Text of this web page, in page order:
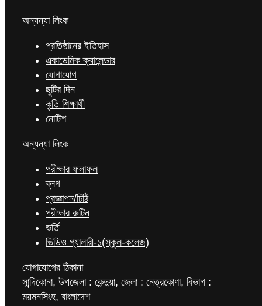
অন্যন্যা লিংক
প্রতিষ্ঠানের ইতিহাস
একাডেমিক ক্যালেন্ডার
যোগাযোগ
ছুটির দিন
কৃতি শিক্ষার্থী
নোটিশ
অন্যন্যা লিংক
পরীক্ষার ফলাফল
ব্লগ
প্রজ্ঞাপন/চিঠি
পরীক্ষার রুটিন
ভর্তি
ভিডিও গ্যালারী-১(স্কুল-কলেজ)
যোগাযোগের ঠিকানা
সান্দিকোনা, উপজেলা : কেন্দুয়া, জেলা : নেত্রকোণা, বিভাগ :
ময়মনসিংহ, বাংলাদেশ